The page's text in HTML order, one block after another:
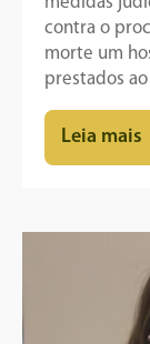
contra o
morte um
prestados
Leia mais